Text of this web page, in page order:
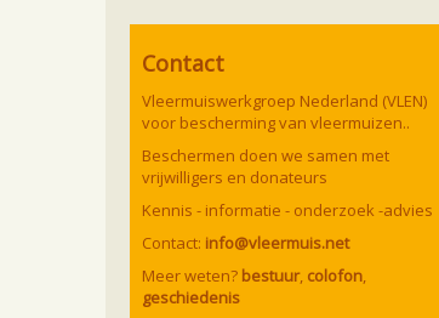
Contact
Vleermuiswerkgroep Nederland (VLEN)
voor bescherming van vleermuizen..
Beschermen doen we samen met
vrijwilligers en donateurs
Kennis - informatie - onderzoek -advies
Contact: info@vleermuis.net
Meer weten? bestuur, colofon,
geschiedenis